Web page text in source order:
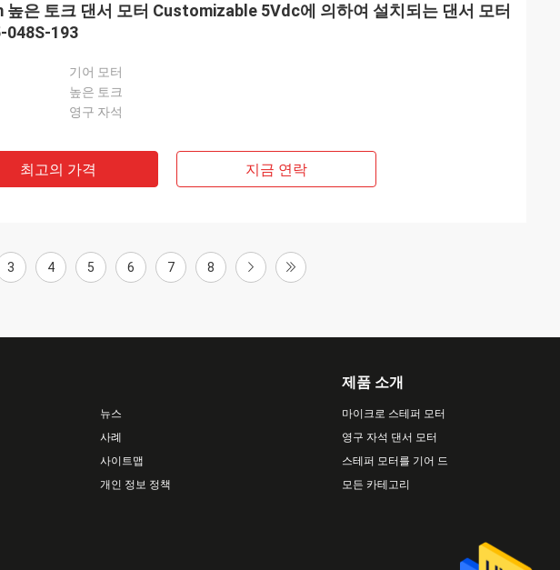
높은 토크 댄서 모터 Customizable 5Vdc에 의하여 설치되는 댄서 모터
048S-193
기어 모터
높은 토크
영구 자석
최고의 가격 지금 연락
3 4 5 6 7 8
뉴스
사례
사이트맵
개인 정보 정책
제품 소개
마이크로 스테퍼 모터
영구 자석 댄서 모터
스테퍼 모터를 기어 드
모든 카테고리